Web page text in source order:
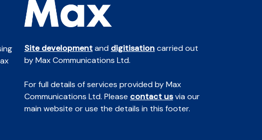
Site developmentand digitisationcarried out
by Max Communications Ltd.
For full details of services provided by Max
Communications Ltd. Please contact usvia our
main website or use the details in this footer.